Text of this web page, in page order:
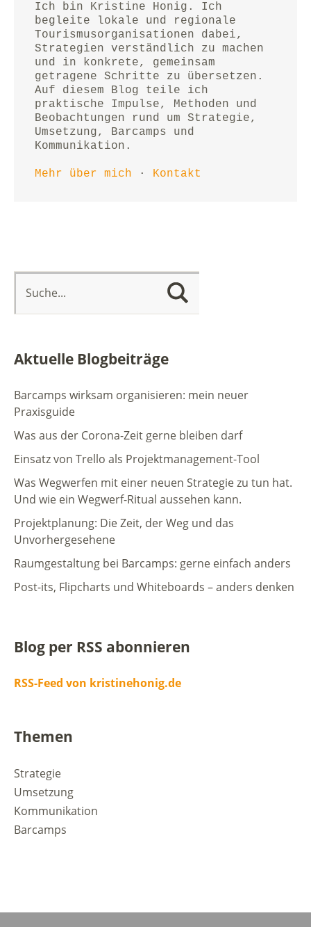
Ich bin Kristine Honig. Ich
begleite lokale und regionale
Tourismusorganisationen dabei,
Strategien verständlich zu machen
und in konkrete, gemeinsam
getragene Schritte zu übersetzen.
Auf diesem Blog teile ich
praktische Impulse, Methoden und
Beobachtungen rund um Strategie,
Umsetzung, Barcamps und
Kommunikation.
Mehr über mich · Kontakt
Aktuelle Blogbeiträge
Barcamps wirksam organisieren: mein neuer
Praxisguide
Was aus der Corona-Zeit gerne bleiben darf
Einsatz von Trello als Projektmanagement-Tool
Was Wegwerfen mit einer neuen Strategie zu tun hat.
Und wie ein Wegwerf-Ritual aussehen kann.
Projektplanung: Die Zeit, der Weg und das
Unvorhergesehene
Raumgestaltung bei Barcamps: gerne einfach anders
Post-its, Flipcharts und Whiteboards – anders denken
Blog per RSS abonnieren
RSS-Feed von kristinehonig.de
Themen
Strategie
Umsetzung
Kommunikation
Barcamps